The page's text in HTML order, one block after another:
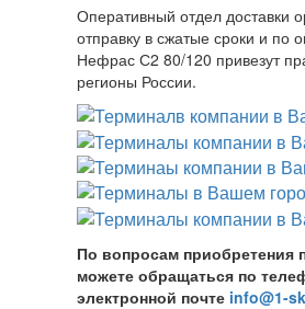
Оперативный отдел доставки
отправку в сжатые сроки и по
Нефрас С2 80/120 привезут
регионы России.
По вопросам приобретения
можете обращаться по
электронной почте info@1-